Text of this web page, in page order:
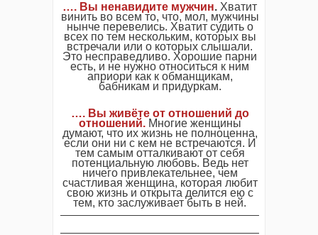
…. Вы ненавидите мужчин. Хватит
винить во всем то, что, мол, мужчины
нынче перевелись. Хватит судить о
всех по тем нескольким, которых вы
встречали или о которых слышали.
Это несправедливо. Хорошие парни
есть, и не нужно относиться к ним
априори как к обманщикам,
бабникам и придуркам.
…. Вы живёте от отношений до
отношений.Многие женщины
думают, что их жизнь не полноценна,
если они ни с кем не встречаются. И
тем самым отталкивают от себя
потенциальную любовь. Ведь нет
ничего привлекательнее, чем
счастливая женщина, которая любит
свою жизнь и открыта делится ею с
тем, кто заслуживает быть в ней.